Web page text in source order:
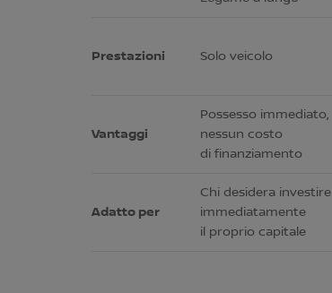
Prestazioni Solo veicolo
Vantaggi
Possesso immediato,
nessun costo
di finanziamento
Adatto per
Chi desidera investire
immediatamente
il proprio capitale